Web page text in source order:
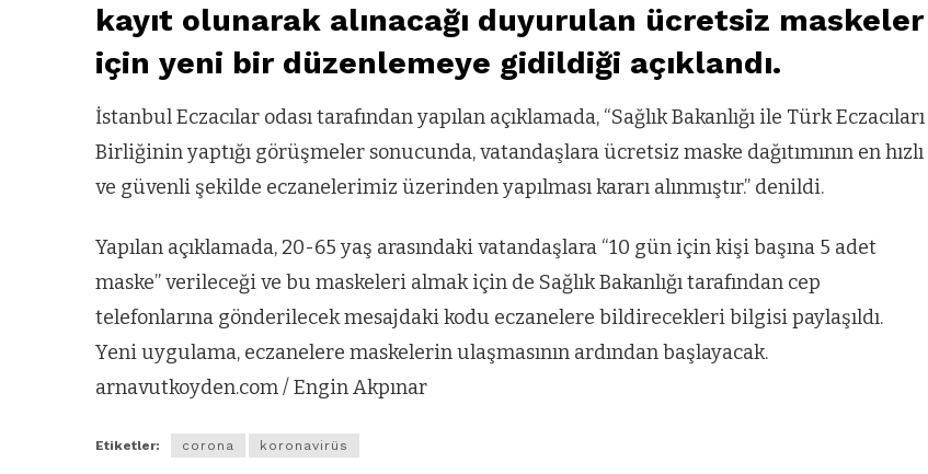
kayıt olunarak alınacağı duyurulan ücretsiz maskeler
için yeni bir düzenlemeye gidildiği açıklandı.
İstanbul Eczacılar odası tarafından yapılan açıklamada, “Sağlık Bakanlığı ile Türk Eczacıları
Birliğinin yaptığı görüşmeler sonucunda, vatandaşlara ücretsiz maske dağıtımının en hızlı
ve güvenli şekilde eczanelerimiz üzerinden yapılması kararı alınmıştır.” denildi.
Yapılan açıklamada, 20-65 yaş arasındaki vatandaşlara “10 gün için kişi başına 5 adet
maske” verileceği ve bu maskeleri almak için de Sağlık Bakanlığı tarafından cep
telefonlarına gönderilecek mesajdaki kodu eczanelere bildirecekleri bilgisi paylaşıldı.
Yeni uygulama, eczanelere maskelerin ulaşmasının ardından başlayacak.
arnavutkoyden.com / Engin Akpınar
Etiketler: corona koronavirüs